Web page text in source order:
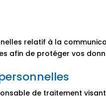
relatif à la
afin de protéger vos
de traitement